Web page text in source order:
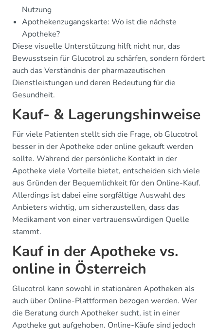
Nutzung
Apothekenzugangskarte: Wo ist die nächste
Apotheke?
Diese visuelle Unterstützung hilft nicht nur, das
Bewusstsein für Glucotrol zu schärfen, sondern fördert
auch das Verständnis der pharmazeutischen
Dienstleistungen und deren Bedeutung für die
Gesundheit.
Kauf- & Lagerungshinweise
Für viele Patienten stellt sich die Frage, ob Glucotrol
besser in der Apotheke oder online gekauft werden
sollte. Während der persönliche Kontakt in der
Apotheke viele Vorteile bietet, entscheiden sich viele
aus Gründen der Bequemlichkeit für den Online-Kauf.
Allerdings ist dabei eine sorgfältige Auswahl des
Anbieters wichtig, um sicherzustellen, dass das
Medikament von einer vertrauenswürdigen Quelle
stammt.
Kauf in der Apotheke vs.
online in Österreich
Glucotrol kann sowohl in stationären Apotheken als
auch über Online-Plattformen bezogen werden. Wer
die Beratung durch Apotheker sucht, ist in einer
Apotheke gut aufgehoben. Online-Käufe sind jedoch